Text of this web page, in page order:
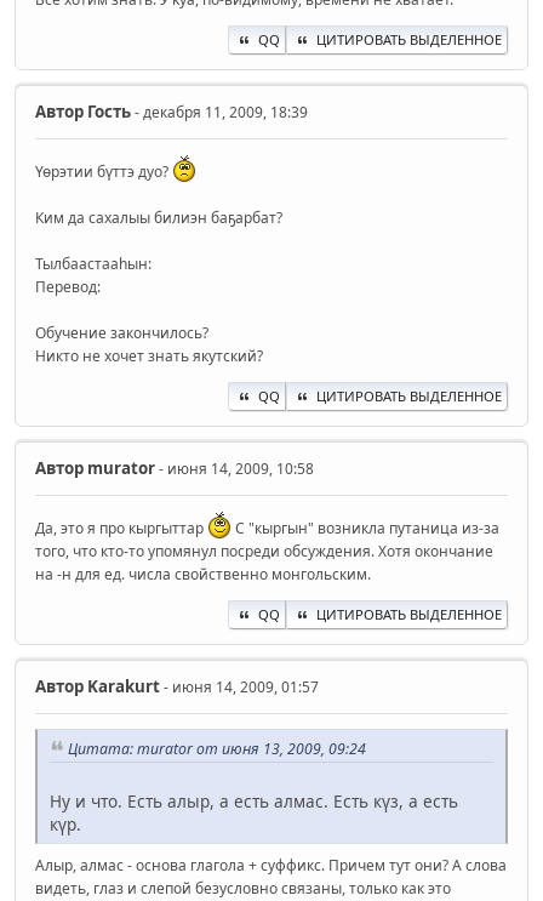
QQ ЦИТИРОВАТЬ ВЫДЕЛЕННОЕ
Автор Гость- декабря 11, 2009, 18:39
Үөрэтии бүттэ дуо?
Ким да сахалыы билиэн баҕарбат?
Тылбаастааһын:
Перевод:
Обучение закончилось?
Никто не хочет знать якутский?
QQ ЦИТИРОВАТЬ ВЫДЕЛЕННОЕ
Автор murator- июня 14, 2009, 10:58
Да, это я про кыргыттар
С "кыргын" возникла путаница из-за
того, что кто-то упомянул посреди обсуждения. Хотя окончание
на -н для ед. числа свойственно монгольским.
QQ ЦИТИРОВАТЬ ВЫДЕЛЕННОЕ
Автор Karakurt- июня 14, 2009, 01:57
Цитата: murator от июня 13, 2009, 09:24
Ну и что. Есть алыр, а есть алмас. Есть күз, а есть
күр.
Алыр, алмас - основа глагола + суффикс. Причем тут они? А слова
видеть, глаз и слепой безусловно связаны, только как это